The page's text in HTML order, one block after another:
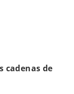
cadenas de